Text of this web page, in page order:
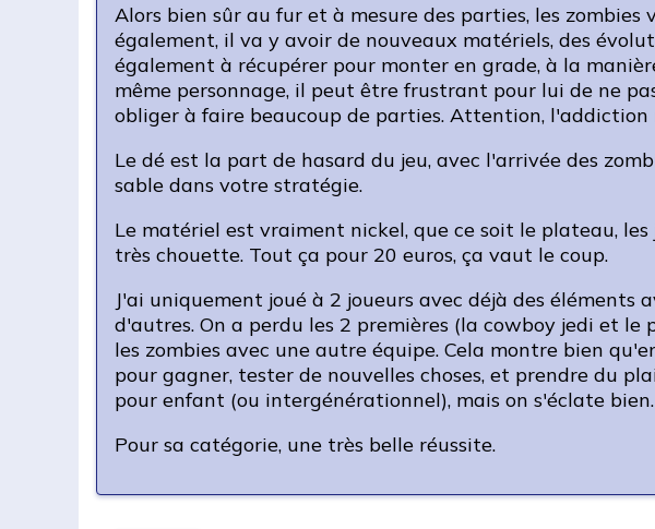
Alors bien sûr au fur et à mesure des parties, les
également, il va y avoir de nouveaux matériels, des
également à récupérer pour monter en grade, à la
même personnage, il peut être frustrant pour lui de ne
obliger à faire beaucoup de parties. Attention, l'addiction
Le dé est la part de hasard du jeu, avec l'arrivée des
sable dans votre stratégie.
Le matériel est vraiment nickel, que ce soit le plateau,
très chouette. Tout ça pour 20 euros, ça vaut le coup.
J'ai uniquement joué à 2 joueurs avec déjà des
d'autres. On a perdu les 2 premières (la cowboy jedi et
les zombies avec une autre équipe. Cela montre bien
pour gagner, tester de nouvelles choses, et prendre du
pour enfant (ou intergénérationnel), mais on s'éclate
Pour sa catégorie, une très belle réussite.